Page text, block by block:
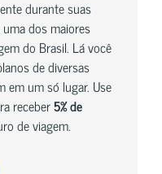
durante suas
uma dos maiores
do Brasil. Lá você
de diversas
em um só lugar. Use
receber5% de
de viagem.